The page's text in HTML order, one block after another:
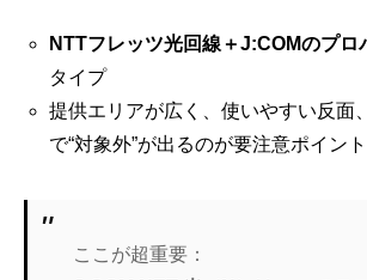
NTTフレッツ光回線＋J:COMのプロ
タイプ
提供エリアが広く、使いやすい反面
で“対象外”が出るのが要注意ポイント
ここが超重要：